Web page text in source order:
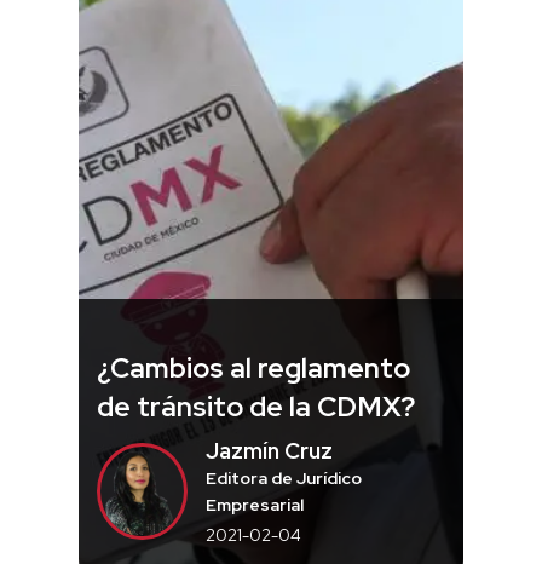
¿Cambios al reglamento
de tránsito de la CDMX?
Jazmín Cruz
Editora de Jurídico
Empresarial
2021-02-04